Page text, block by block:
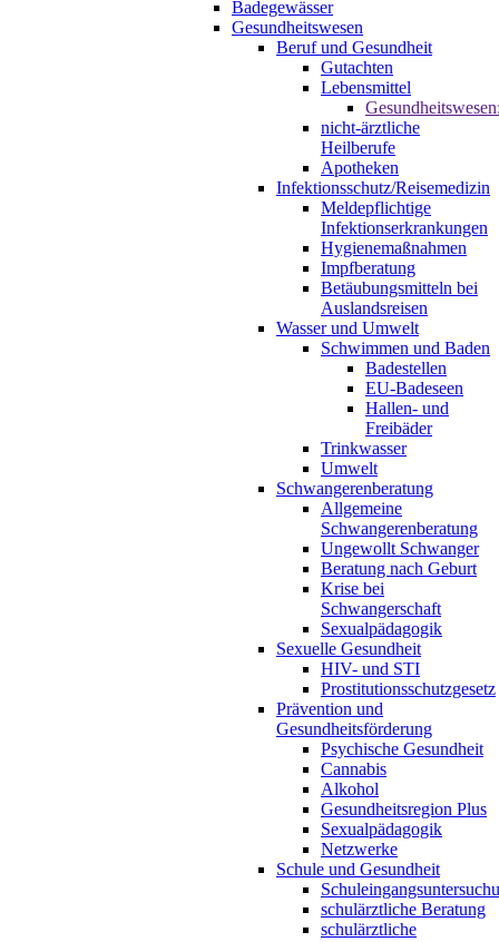
Badegewässer
Gesundheitswesen
Beruf und Gesundheit
Gutachten
Lebensmittel
nicht-ärztliche
Heilberufe
Apotheken
Infektionsschutz/Reisemedizin
Meldepflichtige
Infektionserkrankungen
Hygienemaßnahmen
Impfberatung
Betäubungsmitteln bei
Auslandsreisen
Wasser und Umwelt
Schwimmen und Baden
Badestellen
EU-Badeseen
Hallen- und
Freibäder
Trinkwasser
Umwelt
Schwangerenberatung
Allgemeine
Schwangerenberatung
Ungewollt Schwanger
Beratung nach Geburt
Krise bei
Schwangerschaft
Sexualpädagogik
Sexuelle Gesundheit
HIV- und STI
Prostitutionsschutzgesetz
Prävention und
Gesundheitsförderung
Psychische Gesundheit
Cannabis
Alkohol
Gesundheitsregion Plus
Sexualpädagogik
Netzwerke
Schule und Gesundheit
schulärztliche Beratung
schulärztliche